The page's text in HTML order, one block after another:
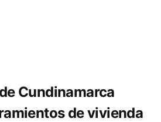
Cundinamarca
de vivienda